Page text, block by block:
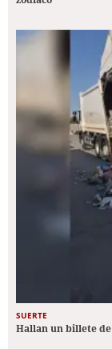
SUERTE
Hallan un billete